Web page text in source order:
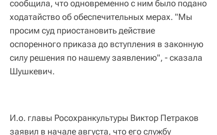
сообщила, что одновременно с ним было подано
ходатайство об обеспечительных мерах. "Мы
просим суд приостановить действие
оспоренного приказа до вступления в законную
силу решения по нашему заявлению", - сказала
Шушкевич.
И.о. главы Росохранкультуры Виктор Петраков
заявил в начале августа, что его службу